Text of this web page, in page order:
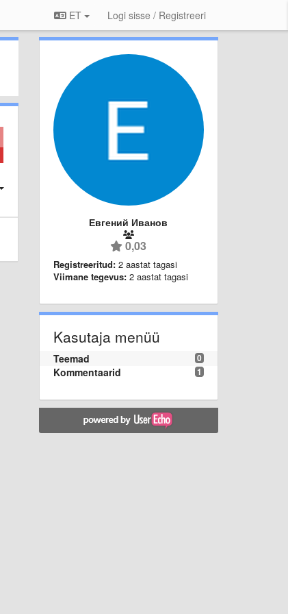
ET Logi sisse / Registreeri
Евгений Иванов
0,03
Registreeritud: 2 aastat tagasi
Viimane tegevus: 2 aastat tagasi
Kasutaja menüü
0
Teemad
1
Kommentaarid